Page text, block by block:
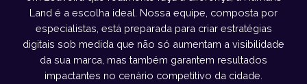
Land é a escolha ideal. Nossa equipe, composta por
especialistas, está preparada para criar estratégias
digitais sob medida que não só aumentam a visibilidade
da sua marca, mas também garantem resultados
impactantes no cenário competitivo da cidade.